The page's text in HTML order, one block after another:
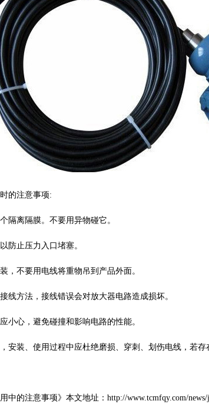
的注意事项:
隔离隔膜。不要用异物碰它。
防止压力入口堵塞。
，不要用电线将重物吊到产品外面。
线方法，接线错误会对放大器电路造成损坏。
小心，避免碰撞和影响电路的性能。
安装、使用过程中应杜绝磨损、穿刺、划伤电线，若存
中的注意事项》本文地址：http://www.tcmfqy.com/